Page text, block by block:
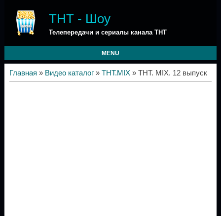
ТНТ - Шоу
Телепередачи и сериалы канала ТНТ
MENU
Главная » Видео каталог» ТНТ.MIX» ТНТ. MIX. 12 выпуск